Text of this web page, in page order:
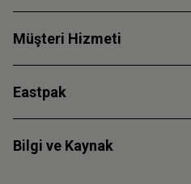
Müşteri Hizmeti
Eastpak
Bilgi ve Kaynak